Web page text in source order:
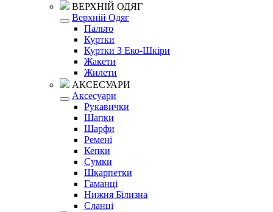
ВЕРХНІЙ ОДЯГ
Верхній Одяг
Пальто
Куртки
Куртки З Еко-Шкіри
Жакети
Жилети
АКСЕСУАРИ
Аксесуари
Рукавички
Шапки
Шарфи
Ремені
Кепки
Сумки
Шкарпетки
Гаманці
Нижня Білизна
Сланці